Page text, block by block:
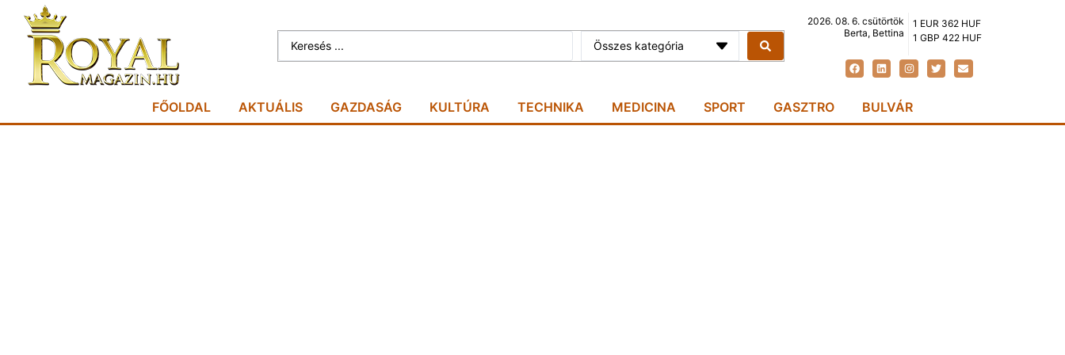
Összes kategória
2026. 08. 6. csütörtök
Berta, Bettina
1 EUR 362 HUF
1 GBP 422 HUF
FŐOLDAL AKTUÁLIS GAZDASÁG KULTÚRA TECHNIKA MEDICINA SPORT GASZTRO BULVÁR